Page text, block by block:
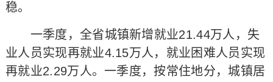
稳。
一季度，全省城镇新增就业21.44万人，失
业人员实现再就业4.15万人，就业困难人员实现
再就业2.29万人。一季度，按常住地分，城镇居